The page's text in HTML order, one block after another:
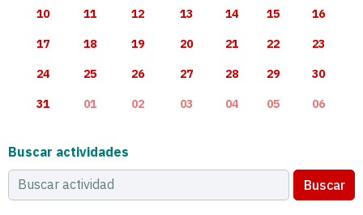
10 11 12 13 14 15 16
17 18 19 20 21 22 23
24 25 26 27 28 29 30
31 01 02 03 04 05 06
Buscar actividades
Buscar